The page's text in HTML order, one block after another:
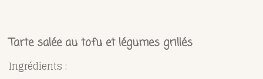
Tarte salée au tofu et légumes grillés
Ingrédients :